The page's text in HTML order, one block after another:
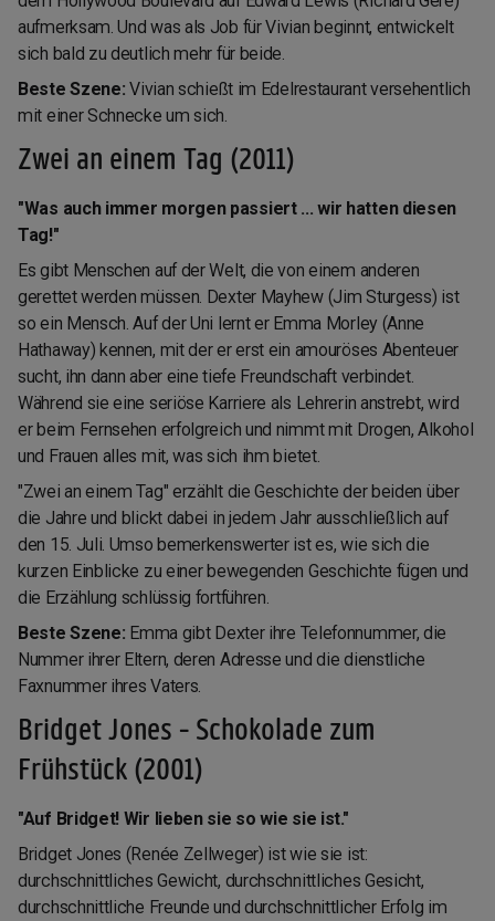
aufmerksam. Und was als Job für Vivian beginnt, entwickelt
sich bald zu deutlich mehr für beide.
Beste Szene:Vivian schießt im Edelrestaurant versehentlich
mit einer Schnecke um sich.
Zwei an einem Tag (2011)
"Was auch immer morgen passiert ... wir hatten diesen
Tag!"
Es gibt Menschen auf der Welt, die von einem anderen
gerettet werden müssen. Dexter Mayhew (Jim Sturgess) ist
so ein Mensch. Auf der Uni lernt er Emma Morley (Anne
Hathaway) kennen, mit der er erst ein amouröses Abenteuer
sucht, ihn dann aber eine tiefe Freundschaft verbindet.
Während sie eine seriöse Karriere als Lehrerin anstrebt, wird
er beim Fernsehen erfolgreich und nimmt mit Drogen, Alkohol
und Frauen alles mit, was sich ihm bietet.
"Zwei an einem Tag" erzählt die Geschichte der beiden über
die Jahre und blickt dabei in jedem Jahr ausschließlich auf
den 15. Juli. Umso bemerkenswerter ist es, wie sich die
kurzen Einblicke zu einer bewegenden Geschichte fügen und
die Erzählung schlüssig fortführen.
Beste Szene: Emma gibt Dexter ihre Telefonnummer, die
Nummer ihrer Eltern, deren Adresse und die dienstliche
Faxnummer ihres Vaters.
Bridget Jones - Schokolade zum
Frühstück (2001)
"Auf Bridget! Wir lieben sie so wie sie ist."
Bridget Jones (Renée Zellweger) ist wie sie ist:
durchschnittliches Gewicht, durchschnittliches Gesicht,
durchschnittliche Freunde und durchschnittlicher Erfolg im